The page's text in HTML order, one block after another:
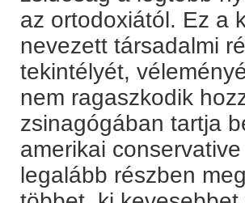
az ortodoxiától. Ez a
nevezett társadalmi
tekintélyét,
nem ragaszkodik
zsinagógában tartja
amerikai
legalább részben